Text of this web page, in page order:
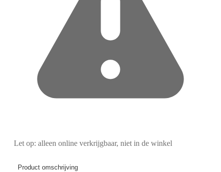
Let op: alleen online verkrijgbaar, niet in de winkel
Product omschrijving